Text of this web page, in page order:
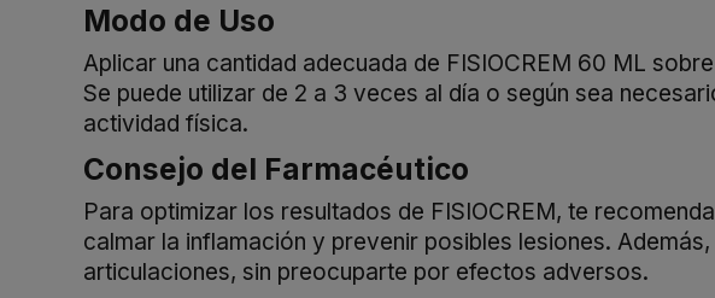
Modo de Uso
Aplicar una cantidad adecuada de FISIOCREM 60 ML
Se puede utilizar de 2 a 3 veces al día o según sea
actividad física.
Consejo del Farmacéutico
Para optimizar los resultados de FISIOCREM, te
calmar la inflamación y prevenir posibles lesiones.
articulaciones, sin preocuparte por efectos adversos.